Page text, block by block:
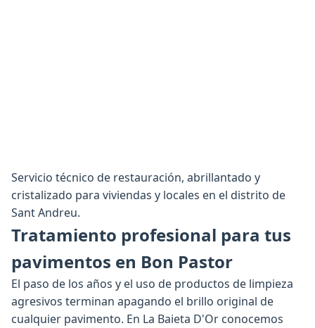
Servicio técnico de restauración, abrillantado y
cristalizado para viviendas y locales en el distrito de
Sant Andreu.
Tratamiento profesional para tus
pavimentos en Bon Pastor
El paso de los años y el uso de productos de limpieza
agresivos terminan apagando el brillo original de
cualquier pavimento. En La Baieta D'Or conocemos